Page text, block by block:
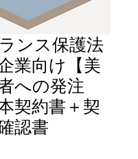
ンス保護法
業向け【美
への発注
契約書＋契
認書